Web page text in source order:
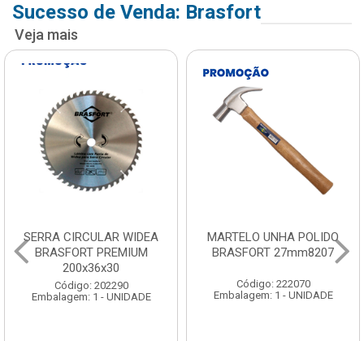
Sucesso de Venda: Brasfort
Veja mais
SERRA CIRCULAR WIDEA
BRASFORT PREMIUM
200x36x30
Código: 202290
Embalagem: 1 - UNIDADE
MARTELO UNHA POLIDO
BRASFORT 27mm8207
Código: 222070
Embalagem: 1 - UNIDADE